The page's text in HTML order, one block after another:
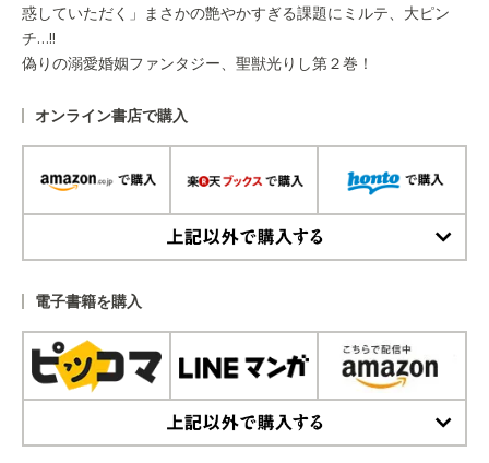
惑していただく」まさかの艶やかすぎる課題にミルテ、大ピン
チ…!!
偽りの溺愛婚姻ファンタジー、聖獣光りし第２巻！
オンライン書店で購入
電子書籍を購入